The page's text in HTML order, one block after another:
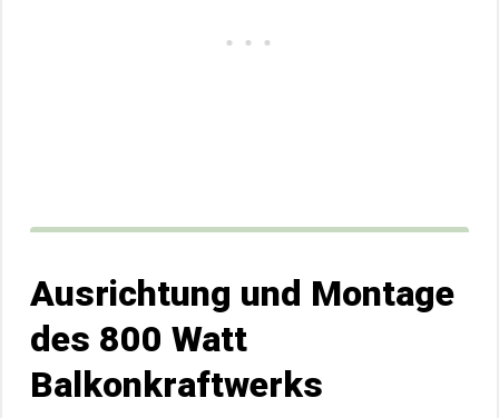
Ausrichtung und Montage
des 800 Watt
Balkonkraftwerks